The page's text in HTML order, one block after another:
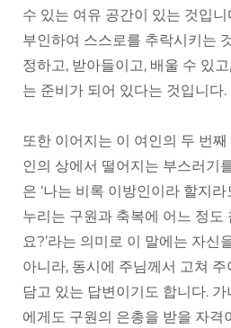
수 있는 여유 공간이 있는 것입
부인하여 스스로를 추락시키는
정하고, 받아들이고, 배울 수 있
는 준비가 되어 있다는 것입니다.
또한 이어지는 이 여인의 두 번
인의 상에서 떨어지는 부스러기
은 ‘나는 비록 이방인이라 할지
누리는 구원과 축복에 어느 정도
요?’라는 의미로 이 말에는 자신
아니라, 동시에 주님께서 고쳐 주
담고 있는 답변이기도 합니다.
에게도 구원의 은총을 받을 자격